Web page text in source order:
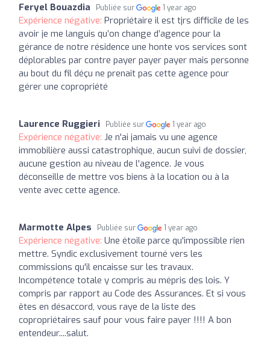
Feryel Bouazdia Publiée sur 1 year ago
Expérience négative: Propriétaire il est tjrs difficile de les
avoir je me languis qu’on change d’agence pour la
gérance de notre résidence une honte vos services sont
déplorables par contre payer payer payer mais personne
au bout du fil déçu ne prenait pas cette agence pour
gérer une copropriété
Laurence Ruggieri Publiée sur 1 year ago
Expérience négative: Je n'ai jamais vu une agence
immobilière aussi catastrophique, aucun suivi de dossier,
aucune gestion au niveau de l'agence. Je vous
déconseille de mettre vos biens à la location ou à la
vente avec cette agence.
Marmotte Alpes Publiée sur 1 year ago
Expérience négative: Une étoile parce qu'impossible rien
mettre. Syndic exclusivement tourné vers les
commissions qu'il encaisse sur les travaux.
Incompétence totale y compris au mépris des lois. Y
compris par rapport au Code des Assurances. Et si vous
êtes en désaccord, vous raye de la liste des
copropriétaires sauf pour vous faire payer !!!! A bon
entendeur....salut.